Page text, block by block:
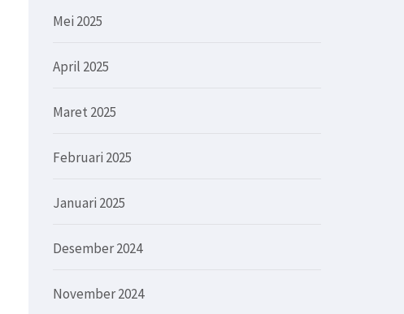
Mei 2025
April 2025
Maret 2025
Februari 2025
Januari 2025
Desember 2024
November 2024